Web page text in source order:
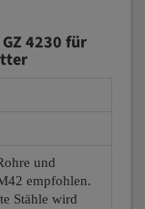
4230 für
und
empfohlen.
Stähle wird